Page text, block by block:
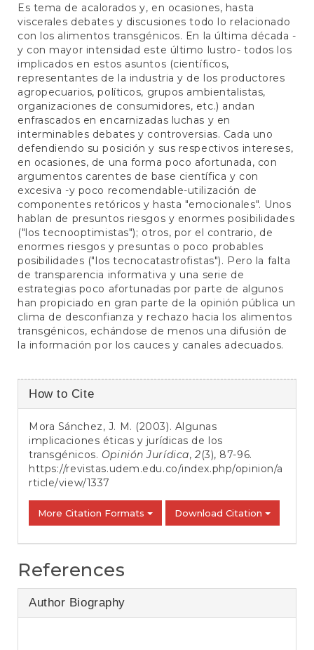
Es tema de acalorados y, en ocasiones, hasta
viscerales debates y discusiones todo lo relacionado
con los alimentos transgénicos. En la última década -
y con mayor intensidad este último lustro- todos los
implicados en estos asuntos (científicos,
representantes de la industria y de los productores
agropecuarios, políticos, grupos ambientalistas,
organizaciones de consumidores, etc.) andan
enfrascados en encarnizadas luchas y en
interminables debates y controversias. Cada uno
defendiendo su posición y sus respectivos intereses,
en ocasiones, de una forma poco afortunada, con
argumentos carentes de base científica y con
excesiva -y poco recomendable-utilización de
componentes retóricos y hasta "emocionales". Unos
hablan de presuntos riesgos y enormes posibilidades
("los tecnooptimistas"); otros, por el contrario, de
enormes riesgos y presuntas o poco probables
posibilidades ("los tecnocatastrofistas"). Pero la falta
de transparencia informativa y una serie de
estrategias poco afortunadas por parte de algunos
han propiciado en gran parte de la opinión pública un
clima de desconfianza y rechazo hacia los alimentos
transgénicos, echándose de menos una difusión de
la información por los cauces y canales adecuados.
Article
Details
How to Cite
Mora Sánchez, J. M. (2003). Algunas
implicaciones éticas y jurídicas de los
transgénicos. Opinión Jurídica, 2(3), 87-96.
https://revistas.udem.edu.co/index.php/opinion/a
rticle/view/1337
More Citation Formats Download Citation
References
Author Biography